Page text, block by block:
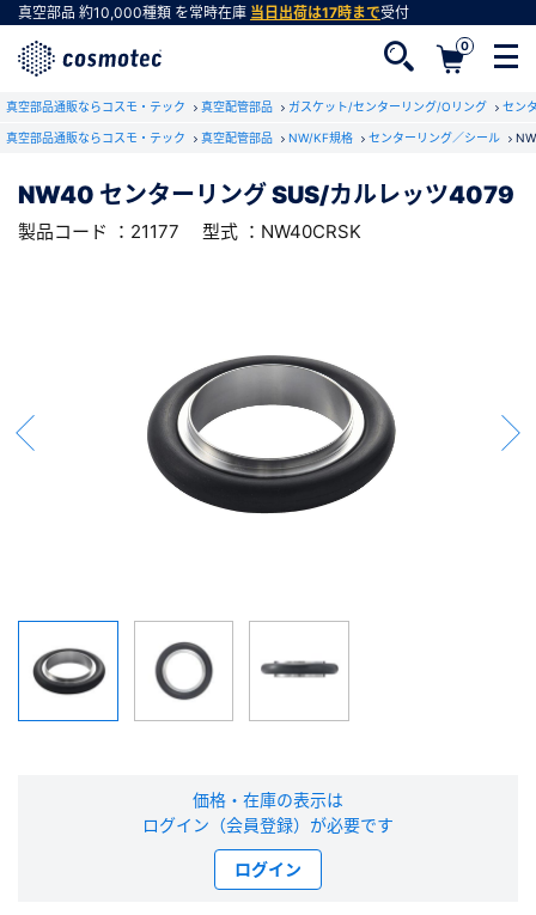
真空部品 約10,000種類 を常時在庫 当日出荷は17時まで受付
0
真空部品通販ならコスモ・テック 真空配管部品 ガスケット/センターリング/Oリング セン
真空部品通販ならコスモ・テック 真空配管部品 NW/KF規格 センターリング／シール
NW40 センターリング SUS/カルレッツ4079
製品コード ：21177 型式 ：NW40CRSK
価格・在庫の表示は
ログイン（会員登録）が必要です
ログイン
RoHS2適合報告書のダウンロード
下記製品のRoHS2適合報告書のダウンロードをします。
NW40 センターリング SUS/カルレッツ
4079
型式 ：NW40CRSK 製品コード ：21177
ダウンロードする
会員登録がお済みでない方
会員登録をすれば、便利な機能がご利用いただけ
があります。また当社の判断によりお断りする場合があります。
ログイン
※パスワードをお忘れの方は、パスワード再発行ページ
お問い合わせページ